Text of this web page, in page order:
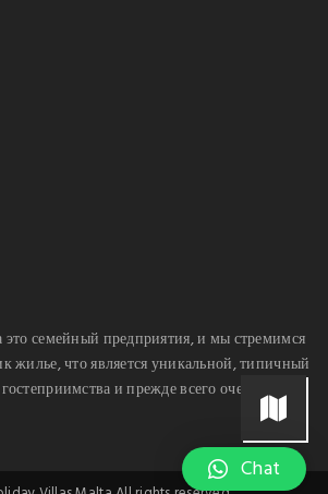
семейный предприятия, и мы стремимся
жилье, что является уникальной, типичный
и прежде всего очень
Chat